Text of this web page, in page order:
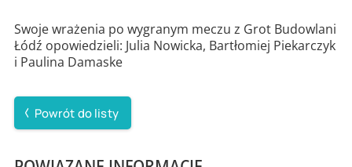
Swoje wrażenia po wygranym meczu z Grot Budowlani
Łódź opowiedzieli: Julia Nowicka, Bartłomiej Piekarczyk
i Paulina Damaske
Powrót do listy